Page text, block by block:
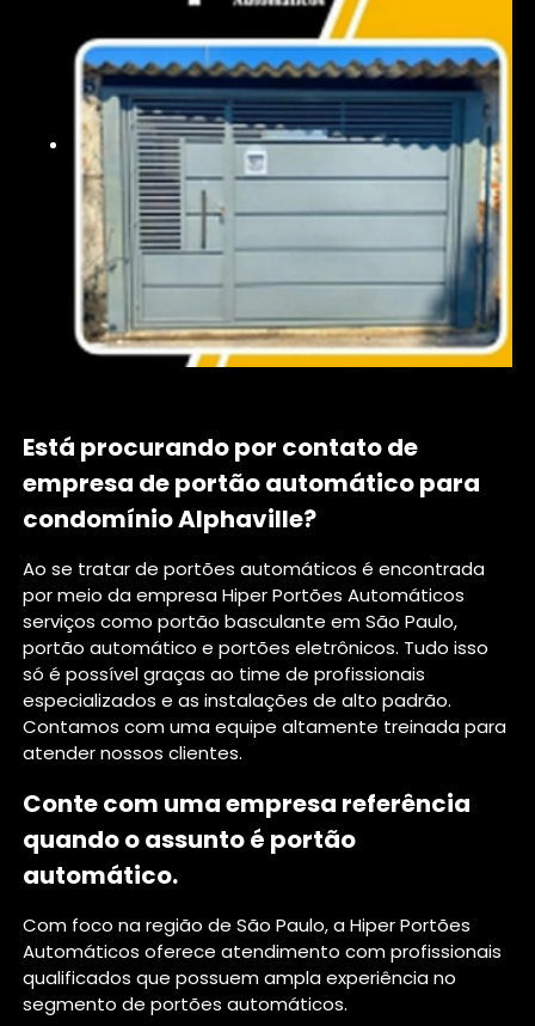
Está procurando por contato de
empresa de portão automático para
condomínio Alphaville?
Ao se tratar de portões automáticos é encontrada
por meio da empresa Hiper Portões Automáticos
serviços como portão basculante em São Paulo,
portão automático e portões eletrônicos. Tudo isso
só é possível graças ao time de profissionais
especializados e as instalações de alto padrão.
Contamos com uma equipe altamente treinada para
atender nossos clientes.
Conte com uma empresa referência
quando o assunto é portão
automático.
Com foco na região de São Paulo, a Hiper Portões
Automáticos oferece atendimento com profissionais
qualificados que possuem ampla experiência no
segmento de portões automáticos.